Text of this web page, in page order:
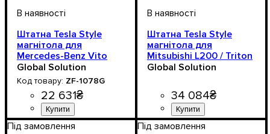
Штатна Tesla Style
магнітола для
Mercedes-Benz Vito
2006-2012, Android 11
Global Solution
ZF-1078G
22 631₴
Штатна Tesla Style
магнітола для
Mitsubishi L200 / Triton
/ Strada, Android 11
Global Solution
34 084₴
Під замовлення Під замовлення